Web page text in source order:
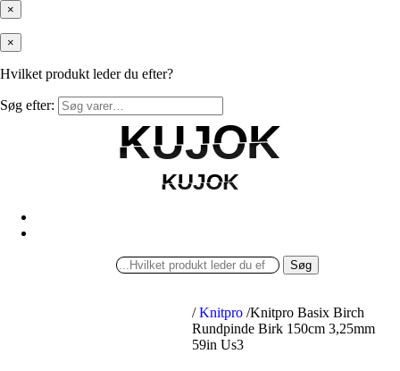
×
×
Hvilket produkt leder du efter?
Søg efter:
KUJOK
KUJOK
KUJOK
KUJOK
Søg
/ Knitpro /Knitpro Basix Birch
Rundpinde Birk 150cm 3,25mm
59in Us3